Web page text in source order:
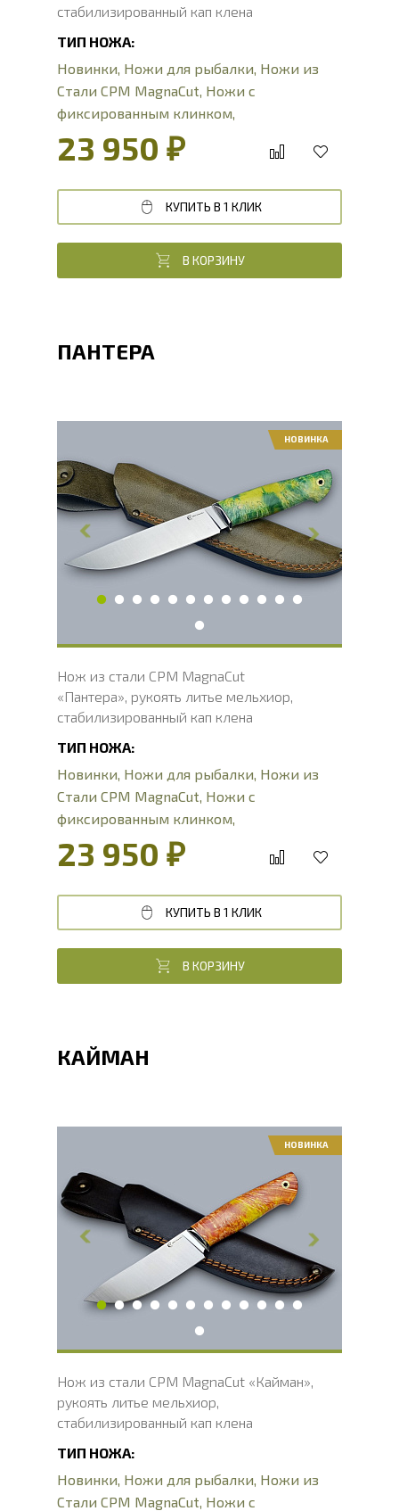
стабилизированный кап клена
ТИП НОЖА:
Новинки, Ножи для рыбалки, Ножи из
Стали CPM MagnaCut, Ножи с
фиксированным клинком,
Туристические ножи
23 950 ₽
КУПИТЬ В 1 КЛИК
В КОРЗИНУ
ПАНТЕРА
Общая длина, мм
Длина клинка, мм
149
Ширина клинка, мм
29
Толщина обуха, мм
Ширина рукояти, мм
31.2
Длина рукояти, мм
125
Толщина рукояти, мм
22
62 - 64 HRC
Вес, г
НОВИНКА
Нож из стали CPM MagnaCut
«Пантера», рукоять литье мельхиор,
стабилизированный кап клена
ТИП НОЖА:
Новинки, Ножи для рыбалки, Ножи из
Стали CPM MagnaCut, Ножи с
фиксированным клинком,
Туристические ножи
23 950 ₽
КУПИТЬ В 1 КЛИК
В КОРЗИНУ
КАЙМАН
Длина клинка, мм
Ширина клинка, мм
Толщина обуха, мм
Ширина рукояти, мм
31.5
Длина рукояти, мм
124
Толщина рукояти, мм
21
Твердость клинка, HRC
62 - 64 HRC
Вес, г
НОВИНКА
Нож из стали CPM MagnaCut «Кайман»,
рукоять литье мельхиор,
стабилизированный кап клена
ТИП НОЖА:
Новинки, Ножи для рыбалки, Ножи из
Стали CPM MagnaCut, Ножи с